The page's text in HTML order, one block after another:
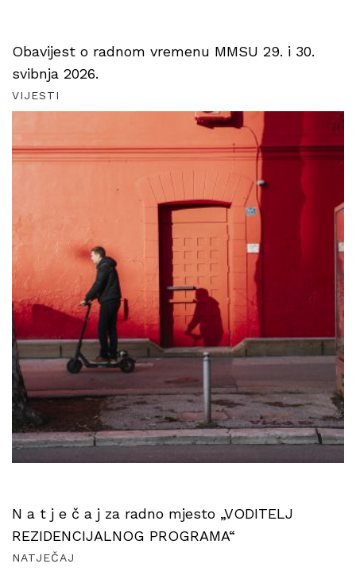
Obavijest o radnom vremenu MMSU 29. i 30.
svibnja 2026.
VIJESTI
N a t j e č a j za radno mjesto „VODITELJ
REZIDENCIJALNOG PROGRAMA“
NATJEČAJ